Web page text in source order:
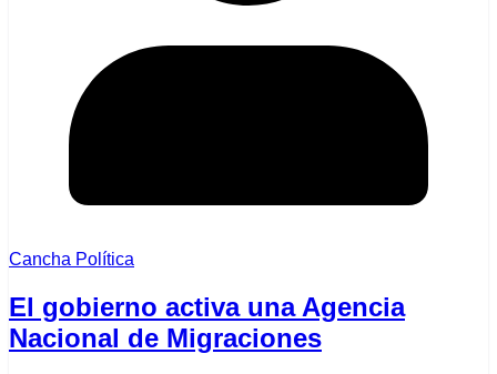
Cancha Política
El gobierno activa una Agencia
Nacional de Migraciones